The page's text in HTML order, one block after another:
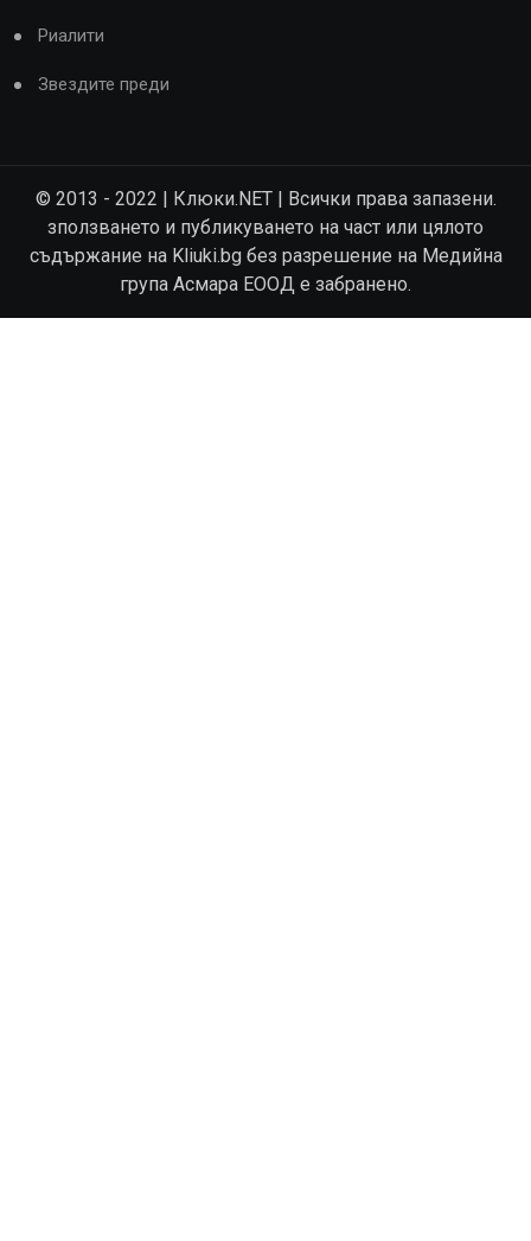
Риалити
Звездите преди
© 2013 - 2022 | Клюки.NET | Всички права запазени.
зползването и публикуването на част или цялото
съдържание на Kliuki.bg без разрешение на Медийна
група Асмара ЕООД е забранено.